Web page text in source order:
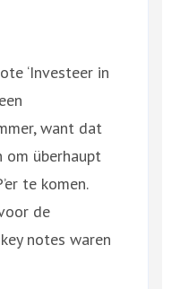
‘Investeer in
want dat
om überhaupt
te komen.
de
notes waren